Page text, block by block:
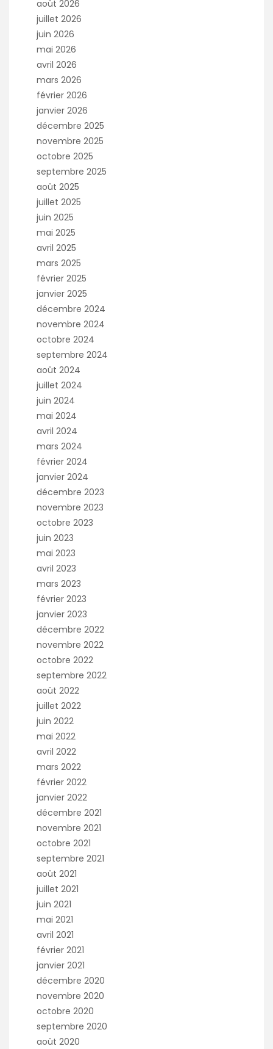
:
août 2026
juillet 2026
juin 2026
mai 2026
avril 2026
mars 2026
février 2026
janvier 2026
décembre 2025
novembre 2025
octobre 2025
septembre 2025
août 2025
juillet 2025
juin 2025
mai 2025
avril 2025
mars 2025
février 2025
janvier 2025
décembre 2024
novembre 2024
octobre 2024
septembre 2024
août 2024
juillet 2024
juin 2024
mai 2024
avril 2024
mars 2024
février 2024
janvier 2024
décembre 2023
novembre 2023
octobre 2023
juin 2023
mai 2023
avril 2023
mars 2023
février 2023
janvier 2023
décembre 2022
novembre 2022
octobre 2022
septembre 2022
août 2022
juillet 2022
juin 2022
mai 2022
avril 2022
mars 2022
février 2022
janvier 2022
décembre 2021
novembre 2021
octobre 2021
septembre 2021
août 2021
juillet 2021
juin 2021
mai 2021
avril 2021
février 2021
janvier 2021
décembre 2020
novembre 2020
octobre 2020
septembre 2020
août 2020